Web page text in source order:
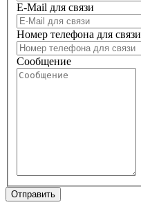
E-Mail для связи
Номер телефона для связи
Сообщение